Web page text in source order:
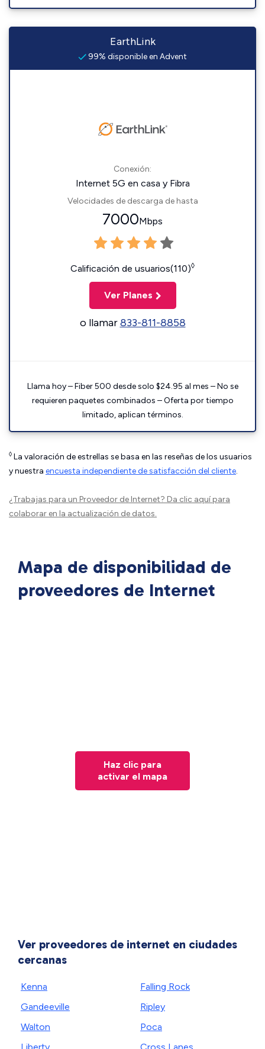
EarthLink
99% disponible en Advent
Conexión:
Internet 5G en casa y Fibra
Velocidades de descarga de hasta
7000Mbps
Calificación de usuarios(110)◊
Ver Planes
o llamar833-811-8858
Llama hoy – Fiber 500 desde solo $24.95 al mes – No se
requieren paquetes combinados – Oferta por tiempo
limitado, aplican términos.
◊ La valoración de estrellas se basa en las reseñas de los usuarios
y nuestra encuesta independiente de satisfacción del cliente.
¿Trabajas para un Proveedor de Internet? Da clic aquípara
colaborar en la actualización de datos.
Mapa de disponibilidad de
proveedores de Internet
Haz clic para
activar el mapa
Ver proveedores de internet en ciudades
cercanas
Kenna
Gandeeville
Walton
Falling Rock
Ripley
Poca